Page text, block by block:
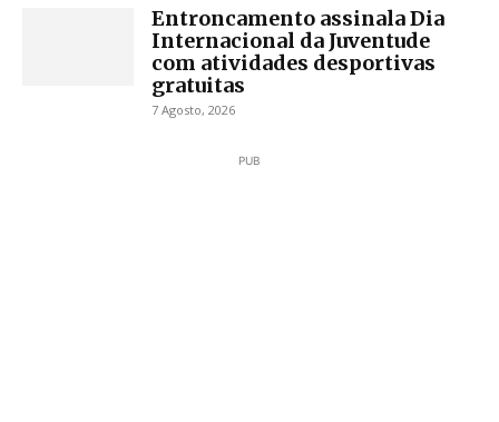
Entroncamento assinala Dia
Internacional da Juventude
com atividades desportivas
gratuitas
7 Agosto, 2026
PUB